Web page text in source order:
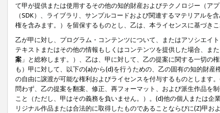
て甲が提供または使用するその他の知的財産およびテクノロジー（ア
（SDK）、ライブラリ、サンプルコードおよび関連するマテリアル
権を含みます。）を留保するものとし、乙は、本ライセンスに基づき
乙が甲に対し、プログラム・コンテンツについて、またはアソシエイ
テキストまたはその他の情報もしくはコンテンツを提供した場合、ま
案 」と総称します。）、乙は、甲に対して、乙の提案に関する一切
も）甲に対して、以下の(a)から(d)を行うための、乙の固有の知的財
の自由に譲渡が可能な権利およびライセンスを付与するものとします
問わず、乙の提案を翻案、修正、再フォーマット、および派生作品を
こと（ただし、甲はその義務を負いません。）。(d)他の個人または
リジナル作品または合法的に取得したものであることならびに(Z)甲